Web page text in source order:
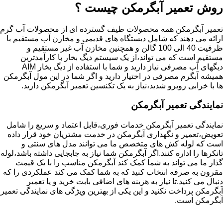
روش تعمیر آبگرمکن چیست ؟
تعمیر آبگرمکن همه محصولات طیف گسترده ای از محصولات آب گرم
ارائه می دهند که شامل دیستگاه های قدیمی و مخازن آب مستقیم با
ظرفیت 40 الی 100 گالن و همچنین مخازن آب غیر مستقیم و
مستقیم است که می تواند،از یک سیستم دیگ بخار با کارآمدترین
دیگهای آب مصرفی نیاز دارید و شما با استفاده از دیگ بخار AIM
همیشه آبگرم مصرفی در اختیار دارید و اگر شما در این مول آبگرمکن
ها با خرابی روبرو شدید،نیاز به یک تکنسین تعمیر آبگرمکن دارید.
نمایندگی تعمیر آبگرمکن
نمایندگی تعمیر آبگرمکن خدمات فوری،قابل اعتماد و سریع را شامل
تعویض،تعمیر و نگهداری آبگرمکن در خدمت مشتریان خود قرار داده
است که لوله کش های متخصص ما می توانند مدل های سنتی و
تانکرها را اداره کنند.اگر آبگرمکن شما نیاز به جابجایی داشته باشد،لوله
گذار ما می تواند به شما کمک کند آبگرمکن مناسب را با یک قیمت
مقرون به صرفه انتخاب کنید که به شما کمک می کند عملکردی را که
دنبال می کنید.تا نیاز به هزینه های اضافی بابت خرید و یا تعمیر
آبگرمکن پرداخت نکنید و این یکی از بهترین ویژگی های نمایندگی تعمیر
آبگرمکن است.